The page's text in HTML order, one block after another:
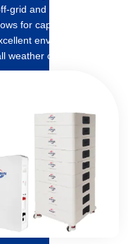
grid and grid-tied
for capacity
environmental
weather conditions.